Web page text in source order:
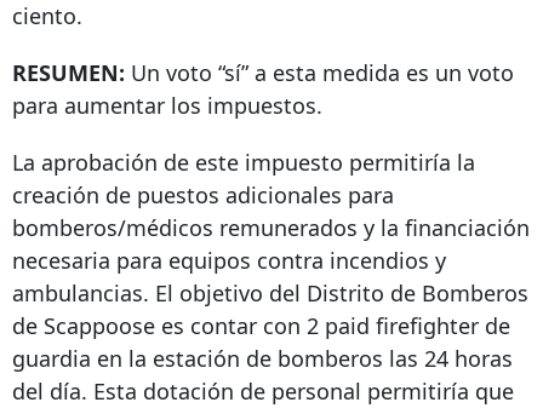
ciento.
RESUMEN: Un voto “sí” a esta medida es un voto
para aumentar los impuestos.
La aprobación de este impuesto permitiría la
creación de puestos adicionales para
bomberos/médicos remunerados y la financiación
necesaria para equipos contra incendios y
ambulancias. El objetivo del Distrito de Bomberos
de Scappoose es contar con 2 paid firefighter de
guardia en la estación de bomberos las 24 horas
del día. Esta dotación de personal permitiría que